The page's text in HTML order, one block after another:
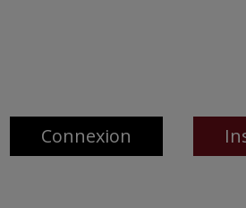
Connexion